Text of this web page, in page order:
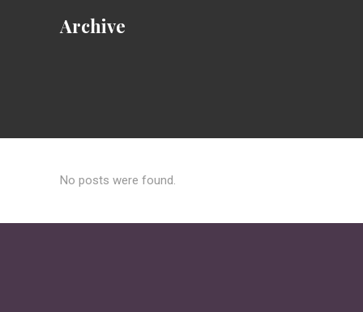
Archive
No posts were found.